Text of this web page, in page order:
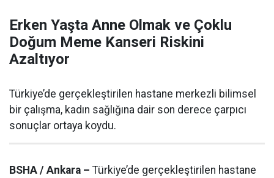
Erken Yaşta Anne Olmak ve Çoklu
Doğum Meme Kanseri Riskini
Azaltıyor
Türkiye’de gerçekleştirilen hastane merkezli bilimsel
bir çalışma, kadın sağlığına dair son derece çarpıcı
sonuçlar ortaya koydu.
BSHA / Ankara – Türkiye’de gerçekleştirilen hastane